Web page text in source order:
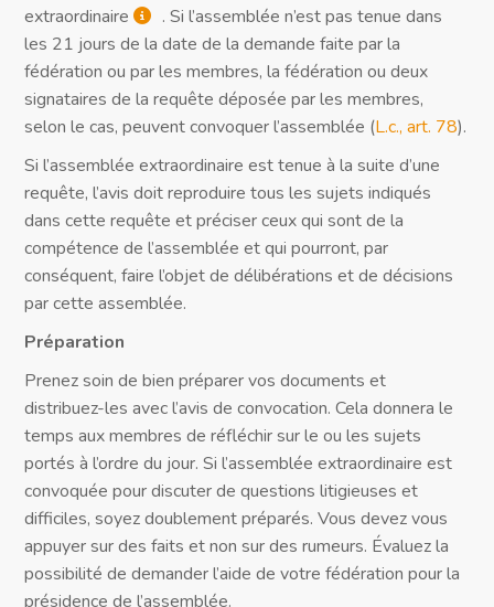
extraordinaire
. Si l’assemblée n’est pas tenue dans
les 21 jours de la date de la demande faite par la
fédération ou par les membres, la fédération ou deux
signataires de la requête déposée par les membres,
selon le cas, peuvent convoquer l’assemblée (L.c., art. 78).
Si l’assemblée extraordinaire est tenue à la suite d’une
requête, l’avis doit reproduire tous les sujets indiqués
dans cette requête et préciser ceux qui sont de la
compétence de l’assemblée et qui pourront, par
conséquent, faire l’objet de délibérations et de décisions
par cette assemblée.
Préparation
Prenez soin de bien préparer vos documents et
distribuez-les avec l’avis de convocation. Cela donnera le
temps aux membres de réfléchir sur le ou les sujets
portés à l’ordre du jour. Si l’assemblée extraordinaire est
convoquée pour discuter de questions litigieuses et
difficiles, soyez doublement préparés. Vous devez vous
appuyer sur des faits et non sur des rumeurs. Évaluez la
possibilité de demander l’aide de votre fédération pour la
présidence de l’assemblée.